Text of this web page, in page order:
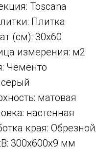
Toscana
Плитка
(см): 30x60
измерения: м2
Чементо
матовая
настенная
края:
300x600x9 мм